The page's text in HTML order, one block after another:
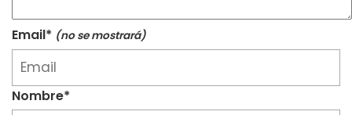
Email* (no se mostrará)
Nombre*